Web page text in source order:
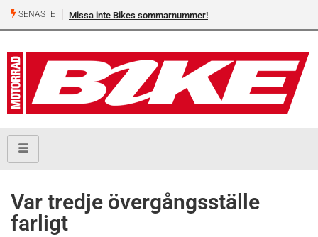
SENASTE Missa inte Bikes sommarnummer!
Var tredje övergångsställe
farligt